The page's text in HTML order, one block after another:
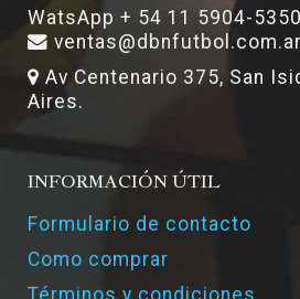
WatsApp + 54 11 5904-5350
ventas@dbnfutbol.com.ar
Av Centenario 375, San
Aires.
INFORMACIÓN ÚTIL
Formulario de contacto
Como comprar